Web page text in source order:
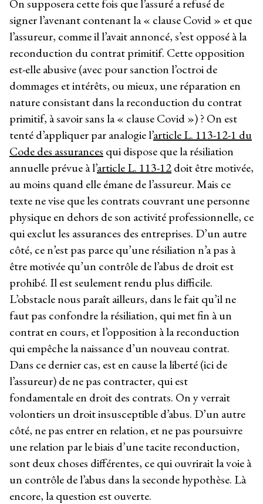
On supposera cette fois que l’assuré a refusé de
signer l’avenant contenant la « clause Covid » et que
l’assureur, comme il l’avait annoncé, s’est opposé à la
reconduction du contrat primitif. Cette opposition
est-elle abusive (avec pour sanction l’octroi de
dommages et intérêts, ou mieux, une réparation en
nature consistant dans la reconduction du contrat
primitif, à savoir sans la « clause Covid ») ? On est
tenté d’appliquer par analogie l’article L. 113-12-1 du
Code des assurances qui dispose que la résiliation
annuelle prévue à l’article L. 113-12doit être motivée,
au moins quand elle émane de l’assureur. Mais ce
texte ne vise que les contrats couvrant une personne
physique en dehors de son activité professionnelle, ce
qui exclut les assurances des entreprises. D’un autre
côté, ce n’est pas parce qu’une résiliation n’a pas à
être motivée qu’un contrôle de l’abus de droit est
prohibé. Il est seulement rendu plus difficile.
L’obstacle nous paraît ailleurs, dans le fait qu’il ne
faut pas confondre la résiliation, qui met fin à un
contrat en cours, et l’opposition à la reconduction
qui empêche la naissance d’un nouveau contrat.
Dans ce dernier cas, est en cause la liberté (ici de
l’assureur) de ne pas contracter, qui est
fondamentale en droit des contrats. On y verrait
volontiers un droit insusceptible d’abus. D’un autre
côté, ne pas entrer en relation, et ne pas poursuivre
une relation par le biais d’une tacite reconduction,
sont deux choses différentes, ce qui ouvrirait la voie à
un contrôle de l’abus dans la seconde hypothèse. Là
encore, la question est ouverte.